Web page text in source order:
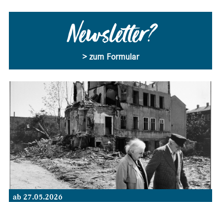
Newsletter?
> zum Formular
ab 27.05.2026